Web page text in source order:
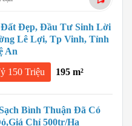
Đẹp, Đầu Tư Sinh Lời
Lê Lợi, Tp Vinh, Tỉnh
An
150 Triệu
195 m²
Bình Thuận Đã Có
Chỉ 500tr/ha